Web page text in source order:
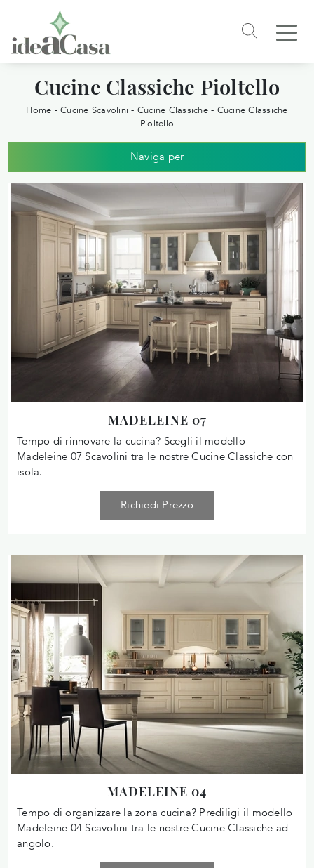
Cucine Classiche Pioltello
Home -Cucine Scavolini - Cucine Classiche- Cucine Classiche
Pioltello
Naviga per
MADELEINE 07
Tempo di rinnovare la cucina? Scegli il modello
Madeleine 07 Scavolini tra le nostre Cucine Classiche con
isola.
Richiedi Prezzo
MADELEINE 04
Tempo di organizzare la zona cucina? Prediligi il modello
Madeleine 04 Scavolini tra le nostre Cucine Classiche ad
angolo.